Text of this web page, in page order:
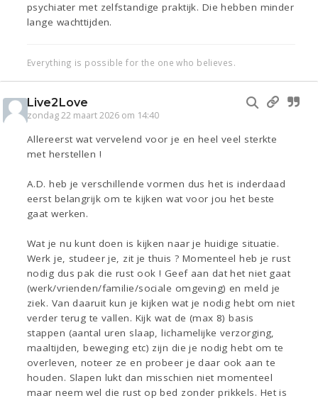
psychiater met zelfstandige praktijk. Die hebben minder
lange wachttijden.
Everything is possible for the one who believes.
Live2Love
zondag 22 maart 2026 om 14:40
Allereerst wat vervelend voor je en heel veel sterkte
met herstellen !
A.D. heb je verschillende vormen dus het is inderdaad
eerst belangrijk om te kijken wat voor jou het beste
gaat werken.
Wat je nu kunt doen is kijken naar je huidige situatie.
Werk je, studeer je, zit je thuis ? Momenteel heb je rust
nodig dus pak die rust ook ! Geef aan dat het niet gaat
(werk/vrienden/familie/sociale omgeving) en meld je
ziek. Van daaruit kun je kijken wat je nodig hebt om niet
verder terug te vallen. Kijk wat de (max 8) basis
stappen (aantal uren slaap, lichamelijke verzorging,
maaltijden, beweging etc) zijn die je nodig hebt om te
overleven, noteer ze en probeer je daar ook aan te
houden. Slapen lukt dan misschien niet momenteel
maar neem wel die rust op bed zonder prikkels. Het is